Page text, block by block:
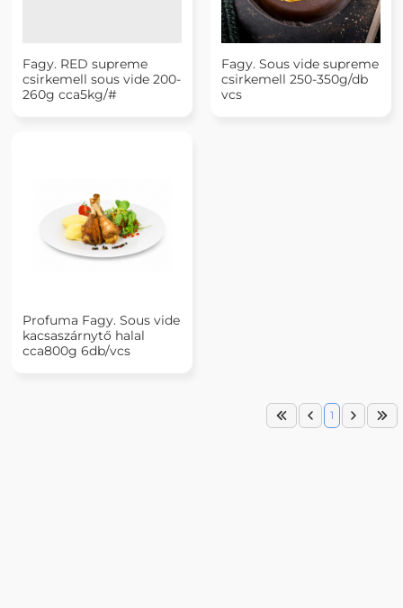
Fagy. RED supreme
csirkemell sous vide 200-
260g cca5kg/#
Fagy. Sous vide supreme
csirkemell 250-350g/db
vcs
Profuma Fagy. Sous vide
kacsaszárnytő halal
cca800g 6db/vcs
1